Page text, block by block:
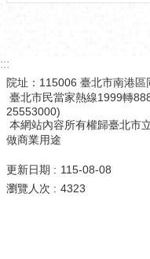
:::
院址：115006 臺北市南港
臺北市民當家熱線1999轉
25553000)
本網站內容所有權歸臺北市
做商業用途
更新日期
115-08-08
瀏覽人次
4323